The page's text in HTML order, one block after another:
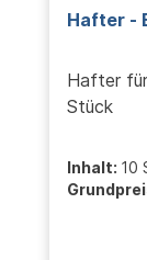
Hafter -
Hafter
Stück
Inhalt: 10